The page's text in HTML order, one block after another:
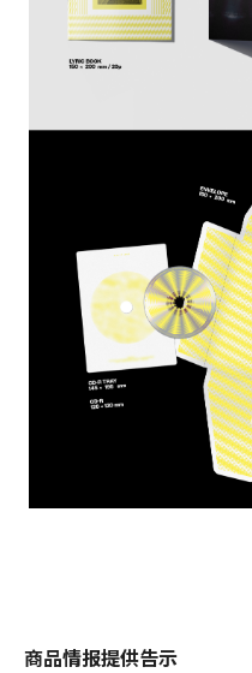
商品情报提供告示